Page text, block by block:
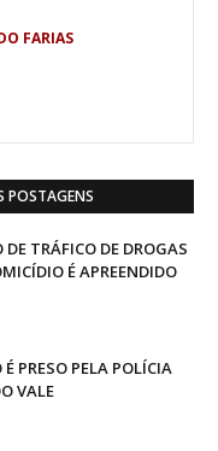
FARIAS
POSTAGENS
TRÁFICO DE DROGAS
É APREENDIDO
PRESO PELA POLÍCIA
VALE